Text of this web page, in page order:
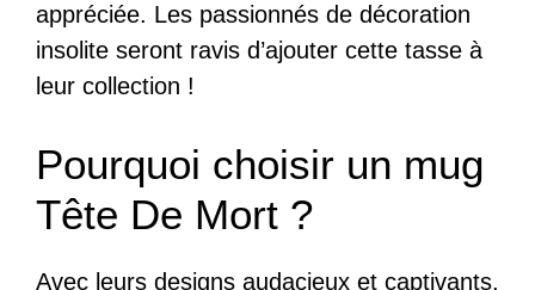
appréciée. Les passionnés de décoration
insolite seront ravis d’ajouter cette tasse à
leur collection !
Pourquoi choisir un mug
Tête De Mort ?
Avec leurs designs audacieux et captivants,